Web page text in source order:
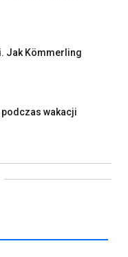
Jak Kömmerling
wakacji